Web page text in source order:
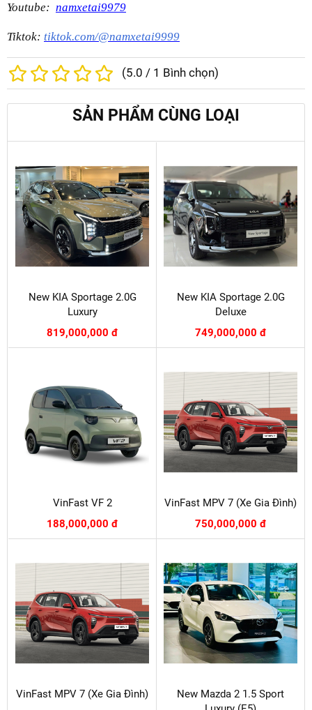
Youtube: namxetai9979
Tiktok: tiktok.com/@namxetai9999
(5.0 / 1 Bình chọn)
SẢN PHẨM CÙNG LOẠI
New KIA Sportage 2.0G
Luxury
819,000,000 đ
New KIA Sportage 2.0G
Deluxe
749,000,000 đ
VinFast VF 2
188,000,000 đ
VinFast MPV 7 (Xe Gia Đình)
750,000,000 đ
VinFast MPV 7 (Xe Gia Đình)
New Mazda 2 1.5 Sport